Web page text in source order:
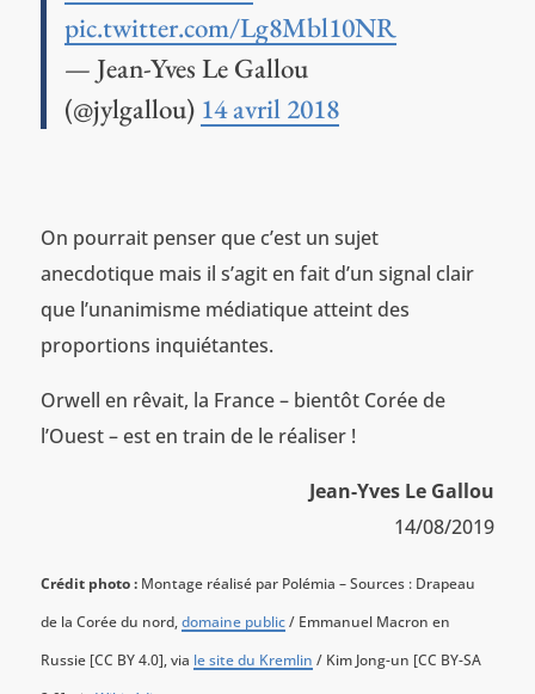
pic.twitter.com/Lg8Mbl10NR
— Jean-Yves Le Gallou
(@jylgallou) 14 avril 2018
On pourrait penser que c’est un sujet
anecdotique mais il s’agit en fait d’un signal clair
que l’unanimisme médiatique atteint des
proportions inquiétantes.
Orwell en rêvait, la France – bientôt Corée de
l’Ouest – est en train de le réaliser !
Jean-Yves Le Gallou
14/08/2019
Crédit photo :Montage réalisé par Polémia – Sources : Drapeau
de la Corée du nord,domaine public/ Emmanuel Macron en
Russie [CC BY 4.0], via le site du Kremlin / Kim Jong-un [CC BY-SA